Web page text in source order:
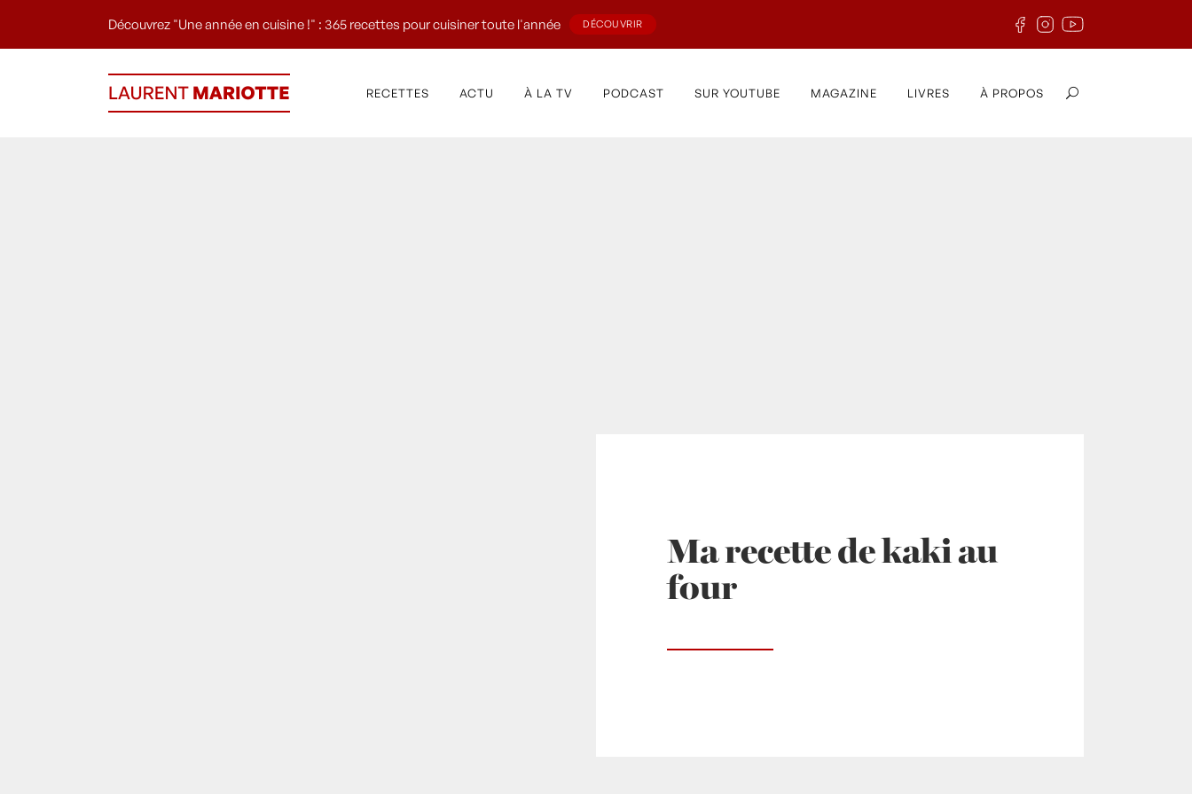
Découvrez "Une année en cuisine !" : 365 recettes pour cuisiner toute l'année DÉCOUVRIR
RECETTES ACTU À LA TV PODCAST SUR YOUTUBE MAGAZINE LIVRES À PROPOS
Ma recette de kaki au
four